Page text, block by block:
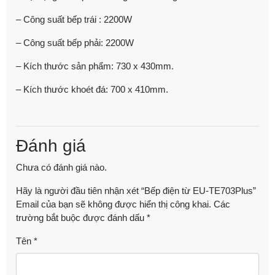
– Công suất bếp trái : 2200W
– Công suất bếp phải: 2200W
– Kích thước sản phẩm: 730 x 430mm.
– Kích thước khoét đá: 700 x 410mm.
Đánh giá
Chưa có đánh giá nào.
Hãy là người đầu tiên nhận xét “Bếp điện từ EU-TE703Plus”
Email của bạn sẽ không được hiển thị công khai. Các
trường bắt buộc được đánh dấu *
Tên *